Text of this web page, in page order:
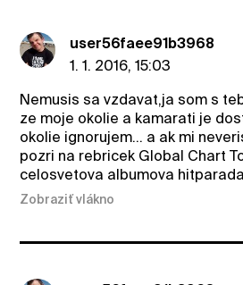
user56faee91b3968
1. 1. 2016, 15:03
Nemusis sa vzdavat,ja som s
ze moje okolie a kamarati je
okolie ignorujem... a ak mi
pozri na rebricek Global Chart
celosvetova albumova
Zobraziť vlákno